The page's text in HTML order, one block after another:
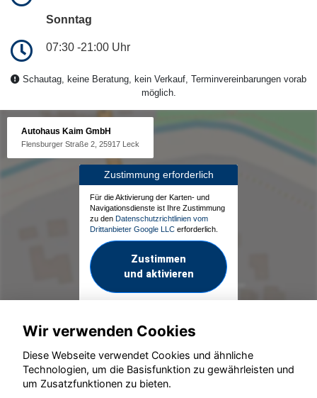
Sonntag
07:30 -21:00 Uhr
Schautag, keine Beratung, kein Verkauf, Terminvereinbarungen vorab
möglich.
Autohaus Kaim GmbH
Flensburger Straße 2, 25917 Leck
Zustimmung erforderlich
Für die Aktivierung der Karten- und
Navigationsdienste ist Ihre Zustimmung
zu den Datenschutzrichtlinien vom
Drittanbieter Google LLC erforderlich.
Zustimmen
und aktivieren
© konjunkturmotor.de GmbH 2020 - 2026
Wir verwenden Cookies
Diese Webseite verwendet Cookies und ähnliche
Technologien, um die Basisfunktion zu gewährleisten und
um Zusatzfunktionen zu bieten.